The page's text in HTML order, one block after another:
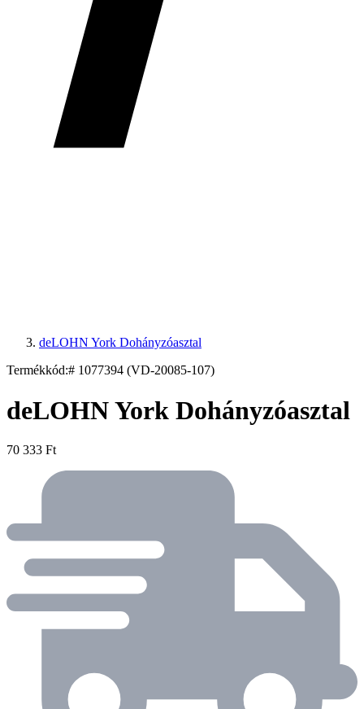
deLOHN York Dohányzóasztal
Termékkód:# 1077394 (VD-20085-107)
deLOHN York Dohányzóasztal
70 333 Ft